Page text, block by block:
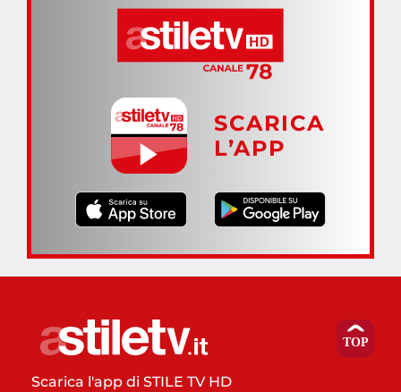
SCARICA
L’APP
Scarica l'app di STILE TV HD